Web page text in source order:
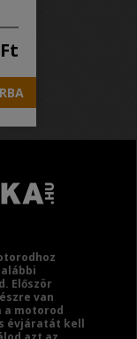
Először
van
a motorod
évjáratát kell